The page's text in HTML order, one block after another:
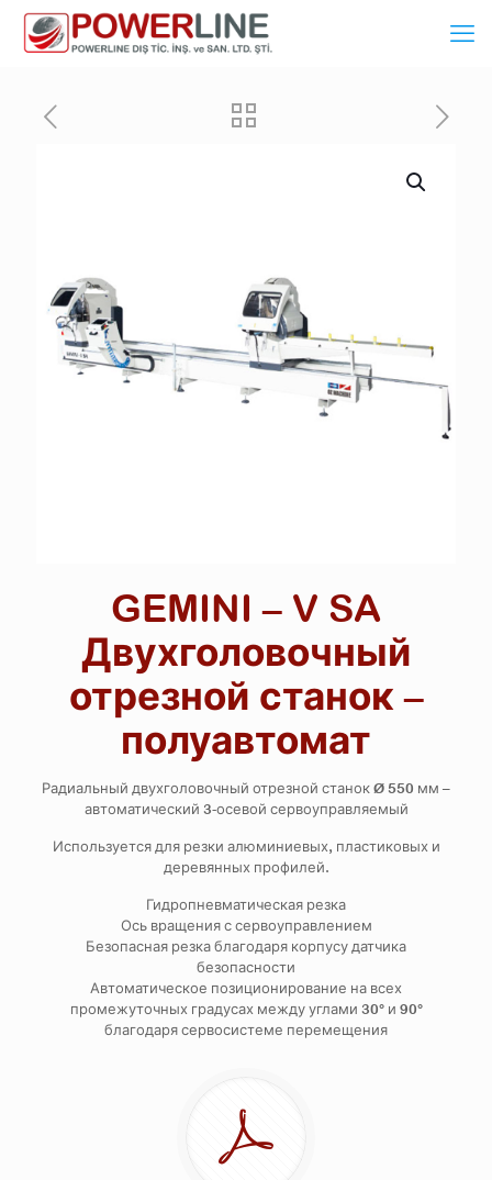
GEMINI – V SA
Двухголовочный
отрезной станок –
полуавтомат
Радиальный двухголовочный отрезной станок Ø 550 мм –
автоматический 3-осевой сервоуправляемый
Используется для резки алюминиевых, пластиковых и
деревянных профилей.
Гидропневматическая резка
Ось вращения с сервоуправлением
Безопасная резка благодаря корпусу датчика
безопасности
Автоматическое позиционирование на всех
промежуточных градусах между углами 30° и 90°
благодаря сервосистеме перемещения